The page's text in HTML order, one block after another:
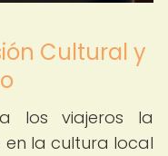
Cultural y
los viajeros la
la cultura local